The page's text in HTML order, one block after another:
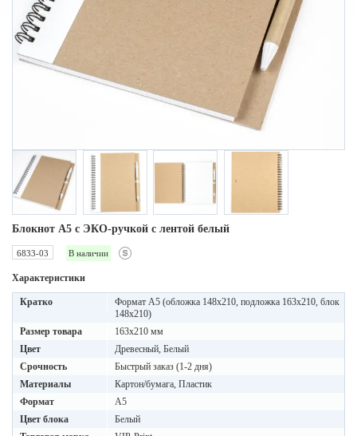
Блокнот A5 с ЭКО-ручкой с лентой белый
6833-03 В наличии
Характеристики
Кратко
Формат А5 (обложка 148х210, подложка 163х210, блок
148х210)
Размер товара
163х210 мм
Цвет
Древесный, Белый
Срочность
Быстрый заказ (1-2 дня)
Материалы
Картон/бумага, Пластик
Формат
A5
Цвет блока
Белый